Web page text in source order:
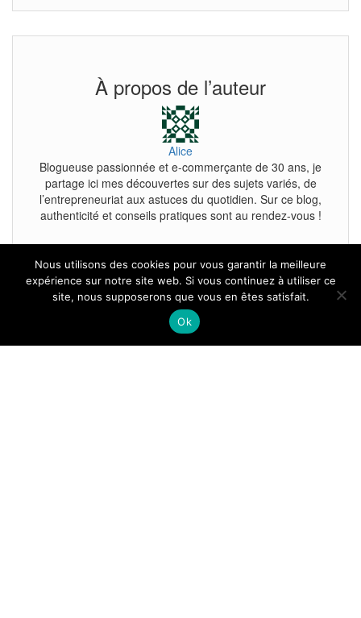
À propos de l’auteur
Alice
Blogueuse passionnée et e-commerçante de 30 ans, je
partage ici mes découvertes sur des sujets variés, de
l’entrepreneuriat aux astuces du quotidien. Sur ce blog,
authenticité et conseils pratiques sont au rendez-vous !
Tous droits reservés.
Nous utilisons des cookies pour vous garantir la meilleure
expérience sur notre site web. Si vous continuez à utiliser ce
site, nous supposerons que vous en êtes satisfait.
Ok